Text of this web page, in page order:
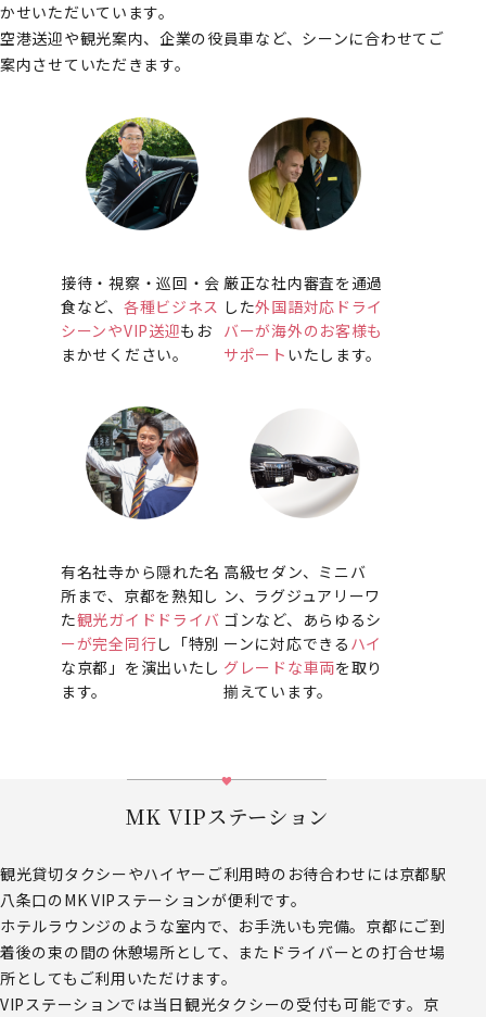
かせいただいています。
空港送迎や観光案内、企業の役員車など、シーンに合わせてご
案内させていただきます。
接待・視察・巡回・会
食など、 各種ビジネス
シーンやVIP送迎もお
まかせください。
厳正な社内審査を通過
した外国語対応ドライ
バーが海外のお客様も
サポート いたします。
有名社寺から隠れた名
所まで、京都を熟知し
た観光ガイドドライバ
ーが完全同行し「特別
な京都」を演出いたし
ます。
高級セダン、ミニバ
ン、ラグジュアリーワ
ゴンなど、あらゆるシ
ーンに対応できる ハイ
グレードな車両を取り
揃えています。
MK VIPステーション
観光貸切タクシーやハイヤーご利用時のお待合わせには京都駅
八条口のMK VIPステーションが便利です。
ホテルラウンジのような室内で、お手洗いも完備。京都にご到
着後の束の間の休憩場所として、またドライバーとの打合せ場
所としてもご利用いただけます。
VIPステーションでは当日観光タクシーの受付も可能です。京